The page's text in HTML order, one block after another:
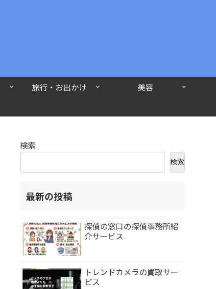
旅行・お出かけ
美容
検索
検索
最新の投稿
探偵の窓口の探偵事務所紹
介サービス
トレンドカメラの買取サー
ビス